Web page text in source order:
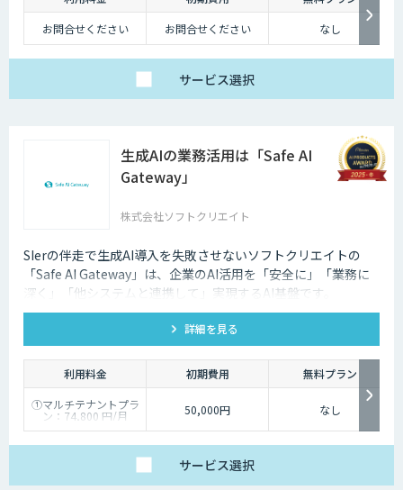
お問合せください
お問合せください なし
サービス選択
生成AIの業務活用は「Safe AI
Gateway」
株式会社ソフトクリエイト
SIerの伴走で生成AI導入を失敗させないソフトクリエイトの
「Safe AI Gateway」は、企業のAI活用を「安全に」「業務に
深く」「他システムと連携して」実現するAI基盤です。
kintone・Salesforce連携にも対応します。
詳細を見る
利用料金 初期費用
無料プラン
①マルチテナントプラ
ン：74,800 円/月
②スタータープラン：
149,800円/月
50,000円 なし
サービス選択